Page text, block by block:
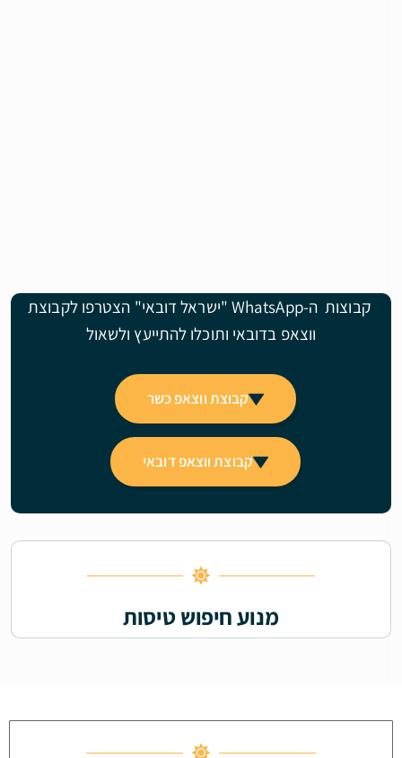
קבוצות ה-WhatsApp "ישראל דובאי" הצטרפו לקבוצת
ווצאפ בדובאי ותוכלו להתייעץ ולשאול
קבוצת ווצאפ כשר
קבוצת ווצאפ דובאי
מנוע חיפוש טיסות